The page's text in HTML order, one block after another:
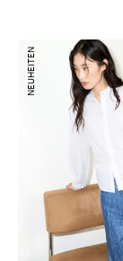
NEUHEITEN